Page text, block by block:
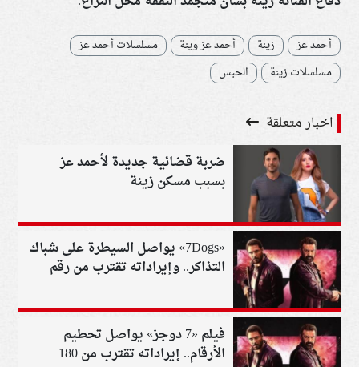
أحمد عز زينة أحمد عز وينة
مسلسلات أحمد عز
مسلسلات زينة
الحبس
اخبار متعلقة
ضربة قضائية جديدة لأحمد عز
بسبب مسكن زينة
«7Dogs» يواصل السيطرة على شباك
التذاكر.. وإيراداته تقترب من رقم
فيلم «7 دوجز» يواصل تحطيم
الأرقام.. إيراداته تقترب من 180